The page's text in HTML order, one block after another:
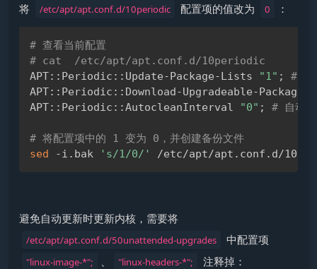
将 /etc/apt/apt.conf.d/10periodic ​ 配置项的值改为 0 ​：
# 查看当前配置
# cat  /etc/apt/apt.conf.d/10periodic
APT::Periodic::Update-Package-Lists
"1" ;
# 自
APT::Periodic::Download-Upgradeable-Packages
APT::Periodic::AutocleanInterval
"0" ; # 自动清
# 将配置项中的 1 变为 0，并创建备份文件
sed -i.bak 's/1/0/'
避免自动更新时更新内核，需要将
/etc/apt/apt.conf.d/50unattended-upgrades ​ 中配置项
"linux-image-*"; "linux-headers-*"; ​ 注释掉：